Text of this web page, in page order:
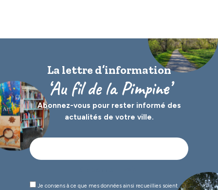
La lettre d’information
‘Au fil de la Pimpine’
Abonnez-vous pour rester informé des
actualités de votre ville.
Je consens à ce que mes données ainsi recueillies soient